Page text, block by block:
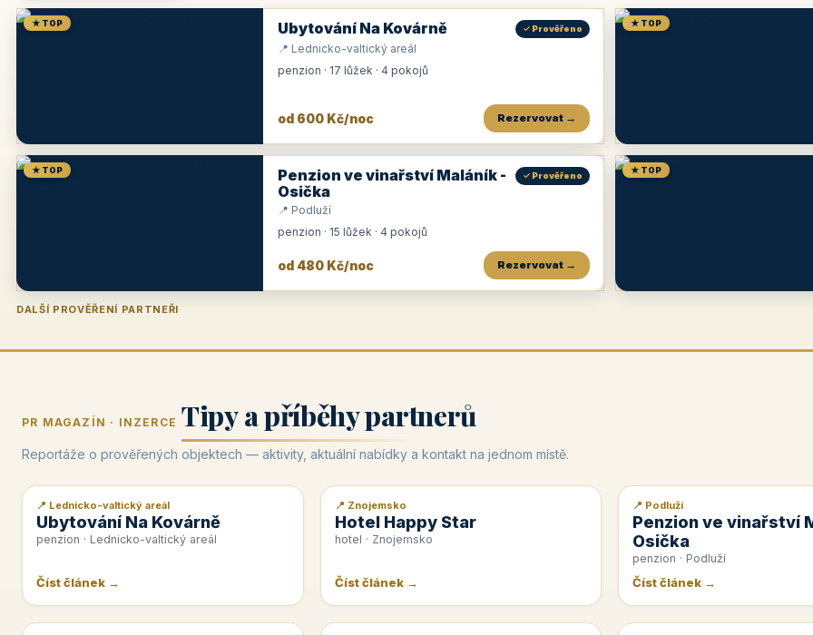
★ TOP Ubytování Na Kovárně ✓ Prověřeno
📍 Lednicko-valtický areál
penzion · 17 lůžek · 4 pokojů
od 600 Kč/noc Rezervovat →
★ TOP
★ TOP
Penzion ve vinařství Maláník -
Osička
✓ Prověřeno
📍 Podluží
penzion · 15 lůžek · 4 pokojů
od 480 Kč/noc Rezervovat →
★ TOP
DALŠÍ PROVĚŘENÍ PARTNEŘI
Penzion U Zámku Pension Faber
PR MAGAZÍN · INZERCE Tipy a příběhy partnerů
Reportáže o prověřených objektech — aktivity, aktuální nabídky a kontakt na jednom místě.
📰 PR článek
📍 Lednicko-valtický areál
Ubytování Na Kovárně
penzion · Lednicko-valtický areál
Číst článek →
📰 PR článek
📍 Znojemsko
Hotel Happy Star
hotel · Znojemsko
Číst článek →
📰 PR článek
📍 Podluží
Penzion ve vinařství
Osička
penzion · Podluží
Číst článek →